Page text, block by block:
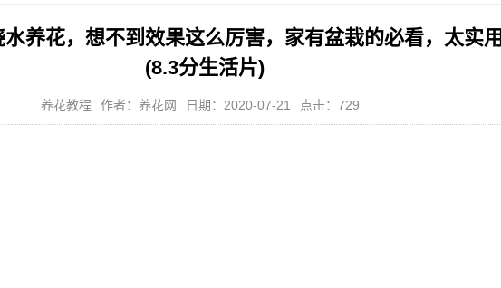
养花，想不到效果这么厉害，家有盆栽的必看，太实用
(8.3分生活片)
养花教程 作者：养花网 日期：2020-07-21 点击：729